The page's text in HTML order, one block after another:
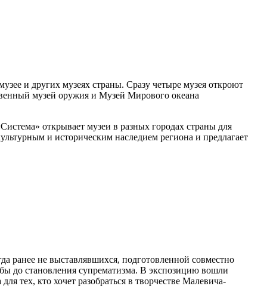
и других музеях страны. Сразу четыре музея откроют
музей оружия и Музей Мирового океана
открывает музеи в разных городах страны для
и историческим наследием региона и предлагает
ранее не выставлявшихся, подготовленной совместно
до становления супрематизма. В экспозицию вошли
тех, кто хочет разобраться в творчестве Малевича-